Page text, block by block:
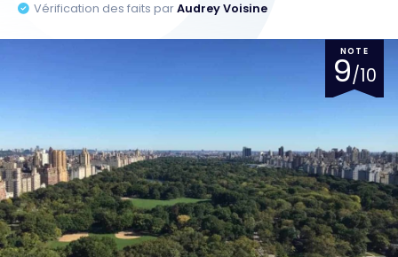
Vérification des faits parAudrey Voisine
NOTE
9/10